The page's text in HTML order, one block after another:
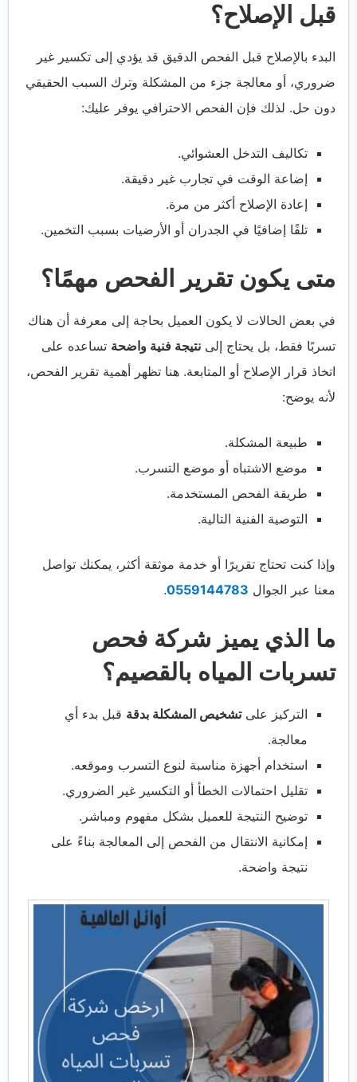
قبل الإصلاح؟
البدء بالإصلاح قبل الفحص الدقيق قد يؤدي إلى تكسير غير
ضروري، أو معالجة جزء من المشكلة وترك السبب الحقيقي
دون حل. لذلك فإن الفحص الاحترافي يوفر عليك:
تكاليف التدخل العشوائي.
إضاعة الوقت في تجارب غير دقيقة.
إعادة الإصلاح أكثر من مرة.
تلفًا إضافيًا في الجدران أو الأرضيات بسبب التخمين.
متى يكون تقرير الفحص مهمًا؟
في بعض الحالات لا يكون العميل بحاجة إلى معرفة أن هناك
تسربًا فقط، بل يحتاج إلى نتيجة فنية واضحة تساعده على
اتخاذ قرار الإصلاح أو المتابعة. هنا تظهر أهمية تقرير الفحص،
لأنه يوضح:
طبيعة المشكلة.
موضع الاشتباه أو موضع التسرب.
طريقة الفحص المستخدمة.
التوصية الفنية التالية.
وإذا كنت تحتاج تقريرًا أو خدمة موثقة أكثر، يمكنك تواصل
معنا عبر الجوال 0559144783
.
ما الذي يميز شركة فحص
تسربات المياه بالقصيم؟
التركيز علىتشخيص المشكلة بدقة قبل بدء أي
معالجة.
استخدام أجهزة مناسبة لنوع التسرب وموقعه.
تقليل احتمالات الخطأ أو التكسير غير الضروري.
توضيح النتيجة للعميل بشكل مفهوم ومباشر.
إمكانية الانتقال من الفحص إلى المعالجة بناءً على
نتيجة واضحة.